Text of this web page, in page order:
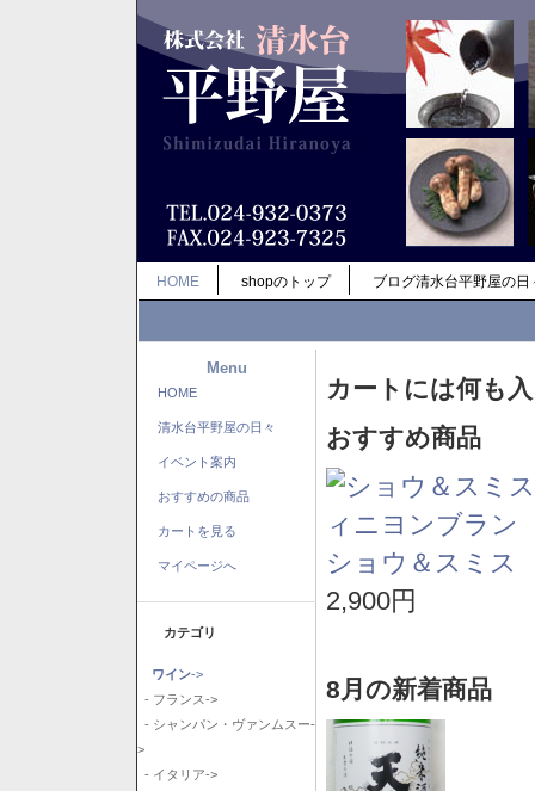
HOME shopのトップ ブログ清水台平野屋の日
Menu
HOME
清水台平野屋の日々
イベント案内
おすすめの商品
カートを見る
マイページへ
カテゴリ
ワイン->
- フランス->
- シャンパン・ヴァンムスー-
>
- イタリア->
カートには何も
おすすめ商品
ショウ＆スミ
2,900円
8月の新着商品